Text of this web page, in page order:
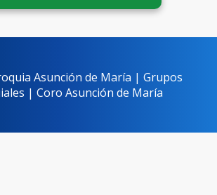
Asunción de María | Grupos
| Coro Asunción de María